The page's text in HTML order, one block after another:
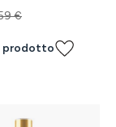
€
prodotto